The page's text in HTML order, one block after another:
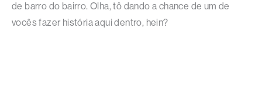
de barro do bairro. Olha, tô dando a chance de um de
vocês fazer história aqui dentro, hein?